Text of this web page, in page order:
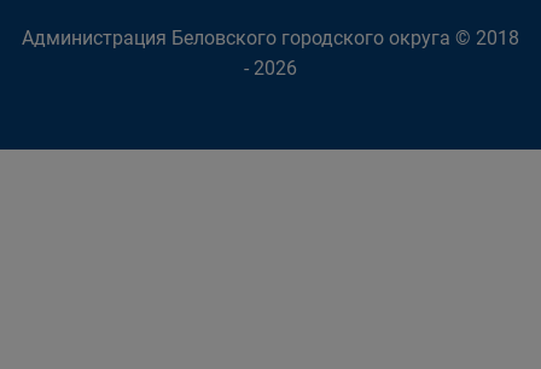
Администрация Беловского городского округа © 2018
- 2026